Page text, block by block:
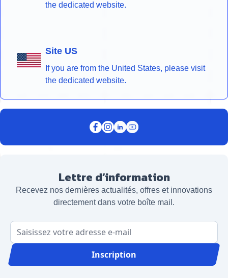
the dedicated website.
Site US
If you are from the United States, please visit
the dedicated website.
Lettre d’information
Recevez nos dernières actualités, offres et innovations
directement dans votre boîte mail.
Adresse email
Inscription